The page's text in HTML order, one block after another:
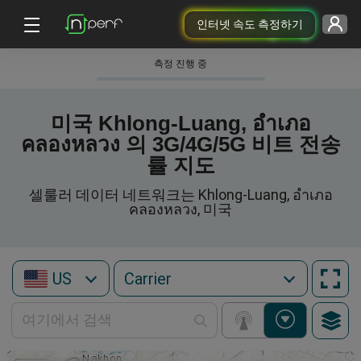
인터넷 속도 측정하기
측정 진행 중
미국 Khlong-Luang, อำเภอ
คลองหลวง 의 3G/4G/5G 비트 전송
률 지도
셀룰러 데이터 네트워크는 Khlong-Luang, อำเภอ
คลองหลวง, 미국
US